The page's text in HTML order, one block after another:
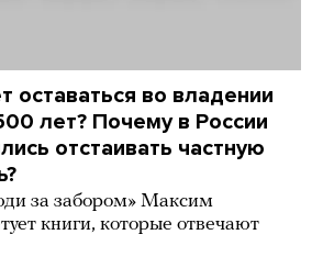
оставаться во владении
лет? Почему в России
отстаивать частную
за забором» Максим
книги, которые отвечают